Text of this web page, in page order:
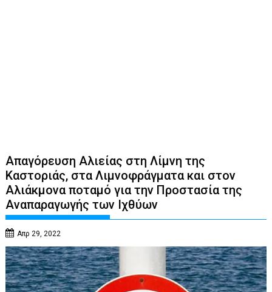
Απαγόρευση Αλιείας στη Λίμνη της
Καστοριάς, στα Λιμνοφράγματα και στον
Αλιάκμονα ποταμό για την Προστασία της
Αναπαραγωγής των Ιχθύων
Απρ 29, 2022